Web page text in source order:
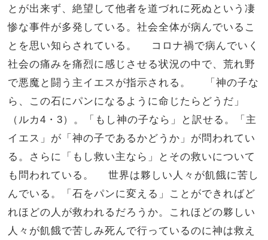
とが出来ず、絶望して他者を道づれに死ぬという凄
惨な事件が多発している。社会全体が病んでいるこ
とを思い知らされている。 コロナ禍で病んでいく
社会の痛みを痛烈に感じさせる状況の中で、荒れ野
で悪魔と闘う主イエスが指示される。 「神の子な
ら、この石にパンになるように命じたらどうだ」
（ルカ4・3）。「もし神の子なら」と訳せる。「主
イエス」が「神の子であるかどうか」が問われてい
る。さらに「もし救い主なら」とその救いについて
も問われている。 世界は夥しい人々が飢餓に苦し
んでいる。「石をパンに変える」ことができればど
れほどの人が救われるだろうか。これほどの夥しい
人々が飢餓で苦しみ死んで行っているのに神は救え